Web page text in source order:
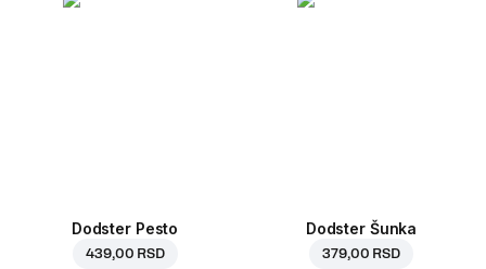
Dodster Pesto
439,00 RSD
Dodster Šunka
379,00 RSD